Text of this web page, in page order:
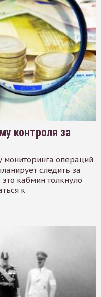
контроля за
мониторинга операций
следить за
кабмин толкнуло
к